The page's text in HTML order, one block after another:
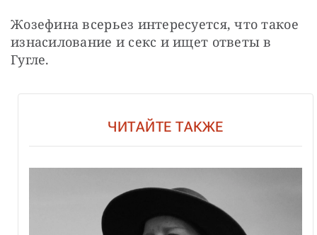
Жозефина всерьез интересуется, что такое
изнасилование и секс и ищет ответы в
Гугле.
ЧИТАЙТЕ ТАКЖЕ